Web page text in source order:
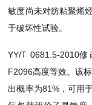
敏度尚未对纺粘聚烯
于破坏性试验。
YY/T 0681.5-2010
F2096高度等效。该
出概率为81%，可用